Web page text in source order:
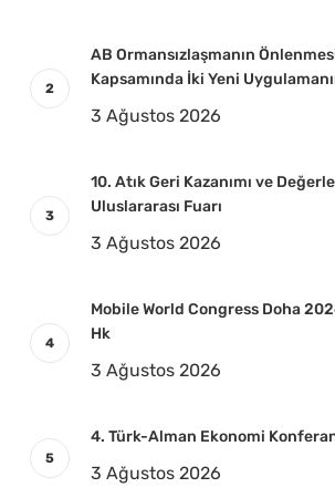
AB Ormansızlaşmanın
Kapsamında İki Yeni
3 Ağustos 2026
10. Atık Geri Kazanımı ve
Uluslararası Fuarı
3 Ağustos 2026
Mobile World Congress Doha
Hk
3 Ağustos 2026
4. Türk-Alman Ekonomi
3 Ağustos 2026